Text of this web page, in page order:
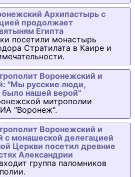
Архипастырь с
продолжает
Египта
посетили монастырь
Стратилата в Каире и
Воронежский и
"Мы русские люди,
было нашей верой"
митрополии
"Воронеж".
Воронежский и
с монашеской делегацией
Церкви посетил древние
Александрии
группа паломников